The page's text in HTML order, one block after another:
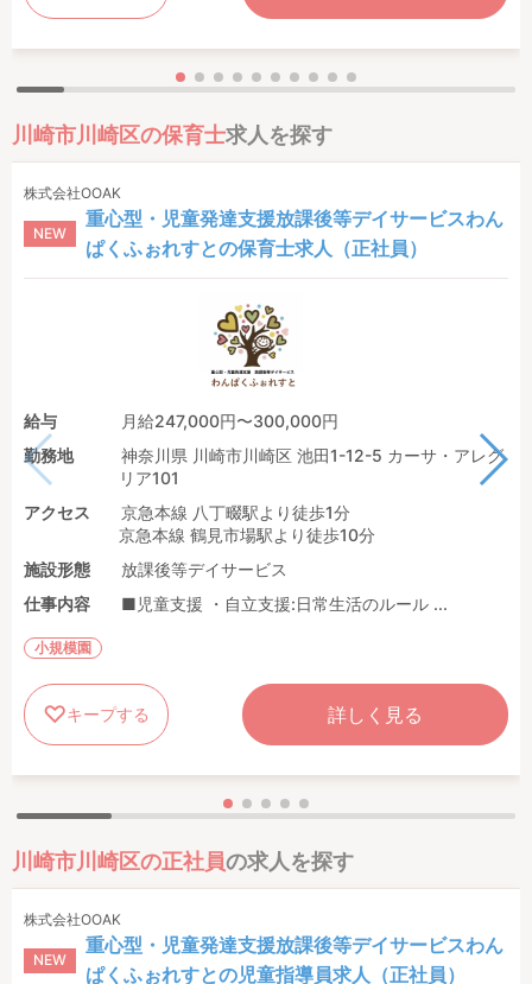
川崎市川崎区の保育士求人を探す
株式会社OOAK
NEW
重心型・児童発達支援放課後等デイサービスわん
ぱくふぉれすとの保育士求人（正社員）
給与
月給247,000円〜300,000円
勤務地
神奈川県 川崎市川崎区 池田1-12-5 カーサ・アレグ
リア101
アクセス
京急本線 八丁畷駅より徒歩1分
京急本線 鶴見市場駅より徒歩10分
施設形態
放課後等デイサービス
仕事内容
■児童支援 ・自立支援:日常生活のルール ...
小規模園
キープする 詳しく見る
川崎市川崎区の正社員の求人を探す
株式会社OOAK
NEW
重心型・児童発達支援放課後等デイサービスわん
ぱくふぉれすとの児童指導員求人（正社員）